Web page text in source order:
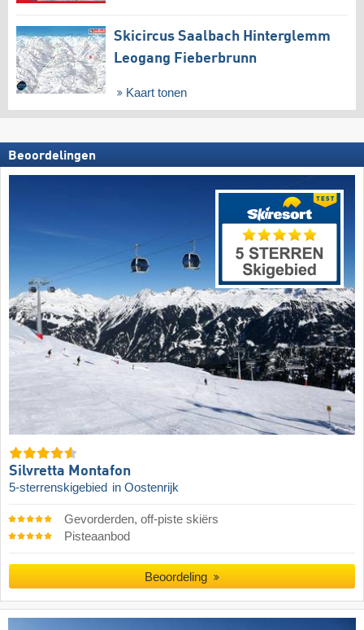
Skicircus Saalbach Hinterglemm
Leogang Fieberbrunn
Kaart tonen
Beoordelingen
Silvretta Montafon
5-sterrenskigebied in Oostenrijk
Gevorderden, off-piste skiërs
Pisteaanbod
Beoordeling